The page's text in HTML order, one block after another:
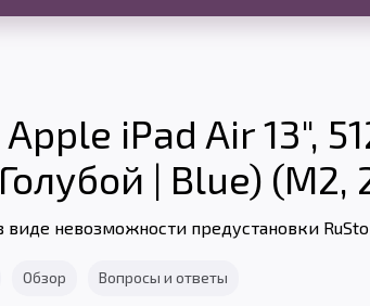
iPad Air 13",
| Blue) (M2,
виде невозможности предустановки
Обзор Вопросы и ответы